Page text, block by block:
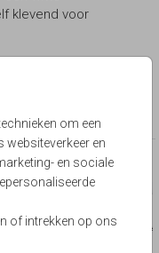
om een
websiteverkeer en
en sociale
of intrekken op ons
klevend voor
iets voor je